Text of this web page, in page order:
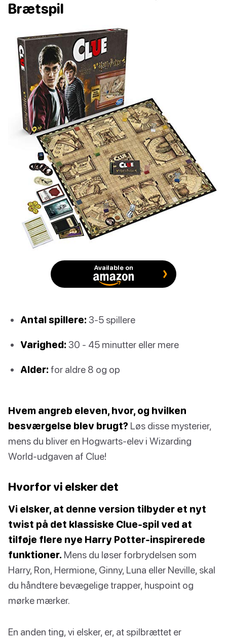
Brætspil
Available on
Antal spillere: 3-5 spillere
Varighed: 30 - 45 minutter eller mere
Alder: for aldre 8 og op
Hvem angreb eleven, hvor, og hvilken
besværgelse blev brugt? Løs disse mysterier,
mens du bliver en Hogwarts-elev i Wizarding
World-udgaven af Clue!
Hvorfor vi elsker det
Vi elsker, at denne version tilbyder et nyt
twist på det klassiske Clue-spil ved at
tilføje flere nye Harry Potter-inspirerede
funktioner. Mens du løser forbrydelsen som
Harry, Ron, Hermione, Ginny, Luna eller Neville, skal
du håndtere bevægelige trapper, huspoint og
mørke mærker.
En anden ting, vi elsker, er, at spilbrættet er